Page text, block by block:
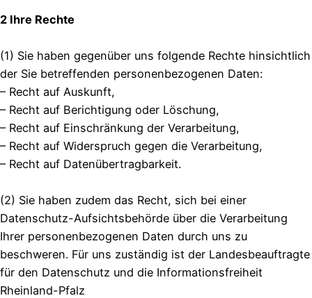
2 Ihre Rechte
(1) Sie haben gegenüber uns folgende Rechte hinsichtlich
der Sie betreffenden personenbezogenen Daten:
– Recht auf Auskunft,
– Recht auf Berichtigung oder Löschung,
– Recht auf Einschränkung der Verarbeitung,
– Recht auf Widerspruch gegen die Verarbeitung,
– Recht auf Datenübertragbarkeit.
(2) Sie haben zudem das Recht, sich bei einer
Datenschutz-Aufsichtsbehörde über die Verarbeitung
Ihrer personenbezogenen Daten durch uns zu
beschweren. Für uns zuständig ist der Landesbeauftragte
für den Datenschutz und die Informationsfreiheit
Rheinland-Pfalz